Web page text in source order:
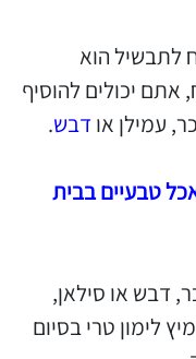
לתבשיל הוא
יכולים להוסיף
עמילן או דבש.
טבעיים בבית
דבש או סילאן,
לימון טרי בסיום